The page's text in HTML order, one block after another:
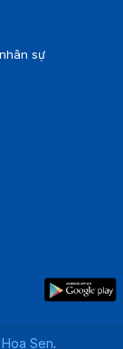
sự
Sen.